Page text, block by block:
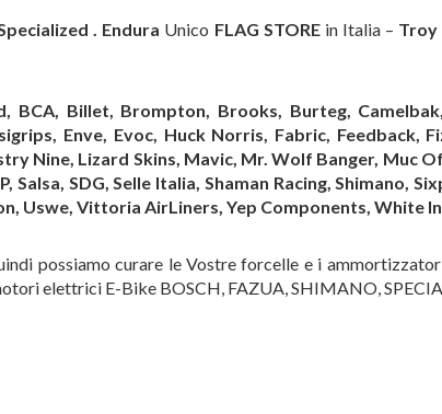
. Endura Unico FLAG STOREin Italia – Troy
BCA, Billet, Brompton, Brooks, Burteg,
Enve, Evoc, Huck Norris, Fabric, Feedback,
Nine, Lizard Skins, Mavic, Mr. Wolf Banger, Muc
Salsa, SDG, Selle Italia, Shaman Racing, Shimano,
Uswe, Vittoria AirLiners, Yep Components, White
possiamo curare le Vostre forcelle e i
elettrici E-Bike BOSCH, FAZUA, SHIMANO,